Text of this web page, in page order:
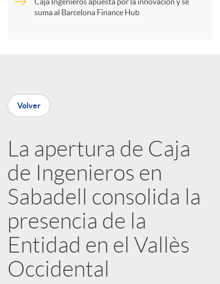
n
R
e
d
e
s
suma al Barcelona Finance Hub
Volver
La apertura de Caja
de Ingenieros en
Sabadell consolida la
presencia de la
Entidad en el Vallès
Occidental